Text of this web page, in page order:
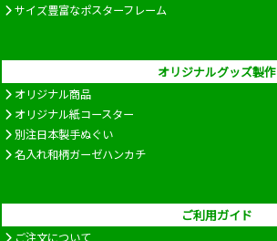
サイズ豊富なポスターフレーム
オリジナルグッズ製作
オリジナル商品
オリジナル紙コースター
別注日本製手ぬぐい
名入れ和柄ガーゼハンカチ
ご利用ガイド
ご注文について